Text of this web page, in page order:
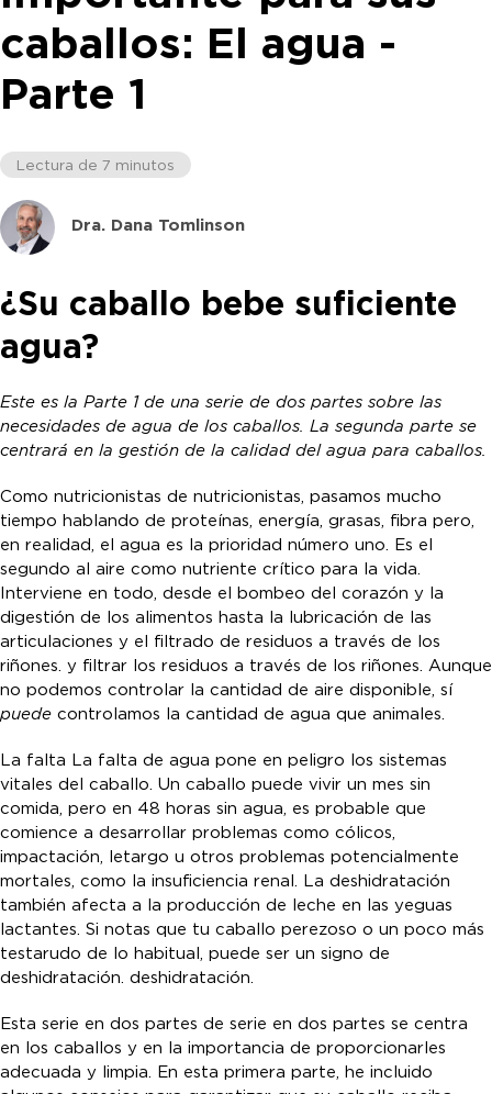
caballos: El agua -
Parte 1
Lectura de 7 minutos
Dra. Dana Tomlinson
¿Su caballo bebe suficiente
agua?
Este es la Parte 1 de una serie de dos partes sobre las
necesidades de agua de los caballos. La segunda parte se
centrará en la gestión de la calidad del agua para caballos.
Como nutricionistas de nutricionistas, pasamos mucho
tiempo hablando de proteínas, energía, grasas, fibra pero,
en realidad, el agua es la prioridad número uno. Es el
segundo al aire como nutriente crítico para la vida.
Interviene en todo, desde el bombeo del corazón y la
digestión de los alimentos hasta la lubricación de las
articulaciones y el filtrado de residuos a través de los
riñones. y filtrar los residuos a través de los riñones. Aunque
no podemos controlar la cantidad de aire disponible, sí
puede controlamos la cantidad de agua que animales.
La falta La falta de agua pone en peligro los sistemas
vitales del caballo. Un caballo puede vivir un mes sin
comida, pero en 48 horas sin agua, es probable que
comience a desarrollar problemas como cólicos,
impactación, letargo u otros problemas potencialmente
mortales, como la insuficiencia renal. La deshidratación
también afecta a la producción de leche en las yeguas
lactantes. Si notas que tu caballo perezoso o un poco más
testarudo de lo habitual, puede ser un signo de
deshidratación. deshidratación.
Esta serie en dos partes de serie en dos partes se centra
en los caballos y en la importancia de proporcionarles
adecuada y limpia. En esta primera parte, he incluido